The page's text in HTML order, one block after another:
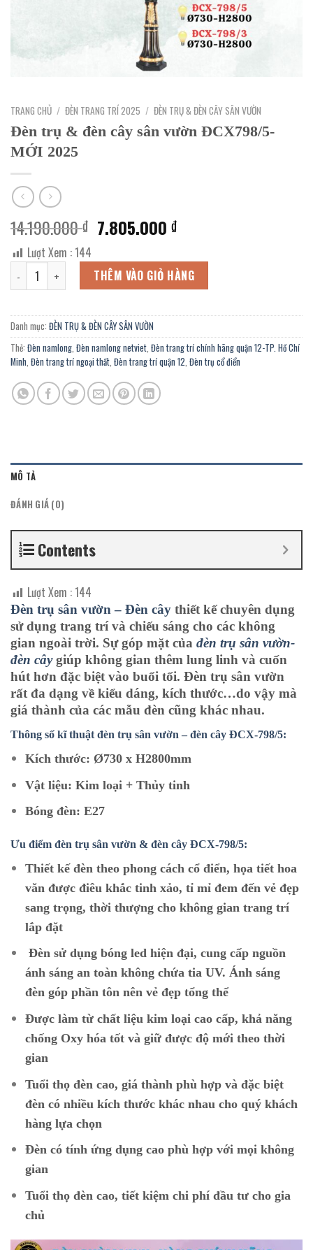
TRANG CHỦ / ĐÈN TRANG TRÍ 2025 / ĐÈN TRỤ & ĐÈN CÂY SÂN VƯỜN
Đèn trụ & đèn cây sân vườn ĐCX798/5-
MỚI 2025
14.190.000₫ Giá
gốc
là:
14.190.000 ₫.
7.805.000₫Giá
tại
là:
7.805.000 ₫.
Lượt Xem :144
Đèn trụ & đèn cây sân vườn ĐCX798/5-MỚI 2025 số lượng
THÊM VÀO GIỎ HÀNG
Danh mục: ĐÈN TRỤ & ĐÈN CÂY SÂN VƯỜN
Thẻ: Đèn namlong, Đèn namlong netviet, Đèn trang trí chính hãng quận 12-TP. Hồ Chí
Minh, Đèn trang trí ngoại thất, Đèn trang trí quận 12, Đèn trụ cổ điển
MÔ TẢ
ĐÁNH GIÁ (0)
Contents
Lượt Xem :144
Đèn trụ sân vườn – Đèn cây thiết kế chuyên dụng
sử dụng trang trí và chiếu sáng cho các không
gian ngoài trời. Sự góp mặt của đèn trụ sân vườn-
đèn câygiúp không gian thêm lung linh và cuốn
hút hơn đặc biệt vào buổi tối. Đèn trụ sân vườn
rất đa dạng về kiểu dáng, kích thước…do vậy mà
giá thành của các mẫu đèn cũng khác nhau.
Thông số kĩ thuật đèn trụ sân vườn – đèn cây ĐCX-798/5:
Kích thước: Ø730 x H2800mm
Vật liệu: Kim loại + Thủy tinh
Bóng đèn: E27
Ưu điểm đèn trụ sân vườn & đèn cây ĐCX-798/5:
Thiết kế đèn theo phong cách cổ điển, họa tiết hoa
văn được điêu khắc tinh xảo, tỉ mỉ đem đến vẻ đẹp
sang trọng, thời thượng cho không gian trang trí
lắp đặt
Đèn sử dụng bóng led hiện đại, cung cấp nguồn
ánh sáng an toàn không chứa tia UV. Ánh sáng
đèn góp phần tôn nên vẻ đẹp tổng thể
Được làm từ chất liệu kim loại cao cấp, khả năng
chống Oxy hóa tốt và giữ được độ mới theo thời
gian
Tuổi thọ đèn cao, giá thành phù hợp và đặc biệt
đèn có nhiều kích thước khác nhau cho quý khách
hàng lựa chọn
Đèn có tính ứng dụng cao phù hợp với mọi không
gian
Tuổi thọ đèn cao, tiết kiệm chi phí đầu tư cho gia
chủ